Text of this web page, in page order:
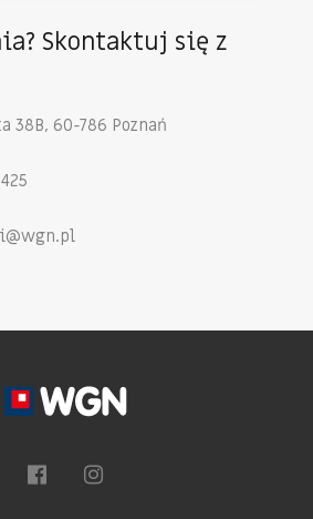
Skontaktuj się z
38B, 60-786 Poznań